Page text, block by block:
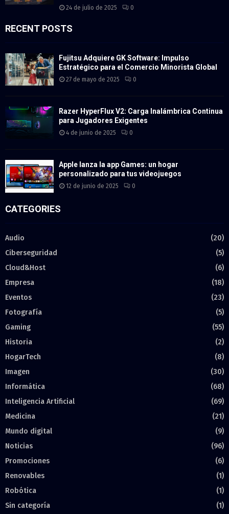
24 de julio de 2025 0
RECENT POSTS
Fujitsu Adquiere GK Software: Impulso
Estratégico para el Comercio Minorista Global
27 de mayo de 2025 0
Razer HyperFlux V2: Carga Inalámbrica Continua
para Jugadores Exigentes
4 de junio de 2025 0
Apple lanza la app Games: un hogar
personalizado para tus videojuegos
12 de junio de 2025 0
CATEGORIES
Audio
(20)
Ciberseguridad
(5)
Cloud&Host
(6)
Empresa
(18)
Eventos
(23)
Fotografía
(5)
Gaming
(55)
Historia
(2)
HogarTech
(8)
Imagen
(30)
Informática
(68)
Inteligencia Artificial
(69)
Medicina
(21)
Mundo digital
(9)
Noticias
(96)
Promociones
(6)
Renovables
(1)
Robótica
(1)
Sin categoría
(1)